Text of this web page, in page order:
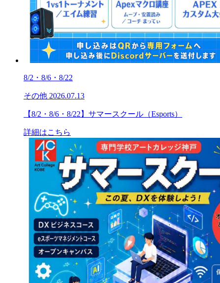
8/2・8/6・8/22
その他 2026.07.13
【8/2・8/6・8/22】サマースクール（Esports）
詳細はこちら